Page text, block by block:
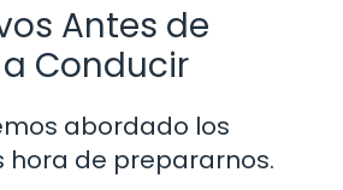
Antes de
Conducir
abordado los
hora de prepararnos.